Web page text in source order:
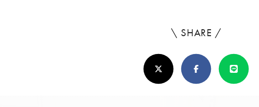
\ SHARE /
ろ
し
け
X(Twitter)FacebookLine